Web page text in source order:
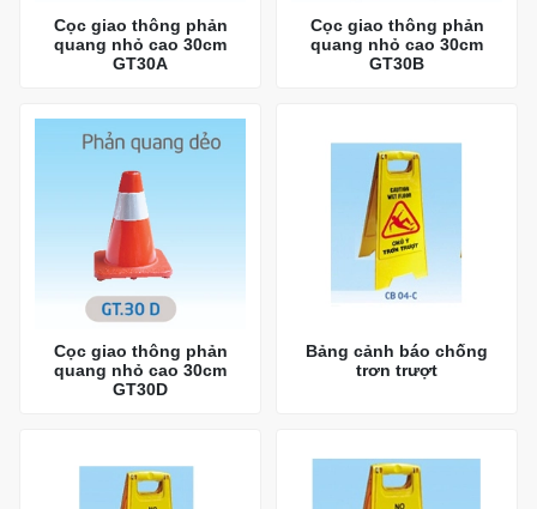
Cọc giao thông phản
quang nhỏ cao 30cm
GT30A
Cọc giao thông phản
quang nhỏ cao 30cm
GT30B
Cọc giao thông phản
quang nhỏ cao 30cm
GT30D
Bảng cảnh báo chống
trơn trượt